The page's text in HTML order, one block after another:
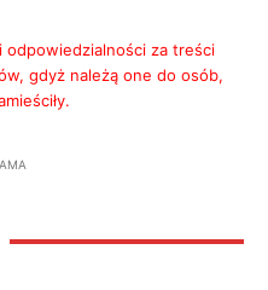
odpowiedzialności za treści
gdyż należą one do osób,